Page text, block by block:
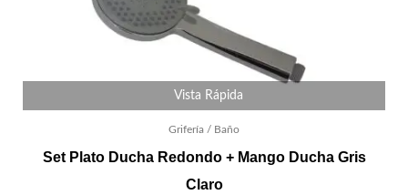
Vista Rápida
Grifería / Baño
Set Plato Ducha Redondo + Mango Ducha Gris
Claro